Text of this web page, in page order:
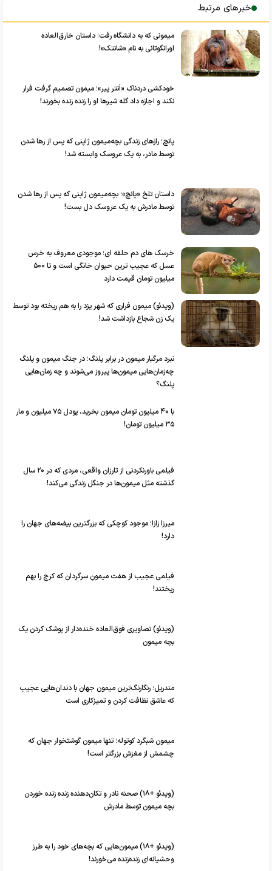
خبرهای مرتبط
میمونی که به دانشگاه رفت؛ داستان خارق‌العاده
اورانگوتانی به نام «شانتک»!
خودکشی دردناک «اَنتر پیر»؛ میمون تصمیم گرفت فرار
نکند و اجازه داد گله شیرها او را زنده زنده بخورند!
پانچ؛ رازهای زندگی بچه‌میمون ژاپنی که پس از رها شدن
توسط مادر، به یک عروسک وابسته شد!
داستان تلخ «پانچ»؛ بچه‌میمون ژاپنی که پس از رها شدن
توسط مادرش به یک عروسک دل بست!
خرسک های دم حلقه ای؛ موجودی معروف به خرس
عسل که عجیب ترین حیوان خانگی است و تا ۵۰۰
میلیون تومان قیمت دارد
(ویدئو) میمون فراری که شهر یزد را به هم ریخته بود توسط
یک زن شجاع بازداشت شد!
نبرد مرگبار میمون در برابر پلنگ؛ در جنگ میمون و پلنگ
چه‌زمان‌هایی میمون‌ها پیروز می‌شوند و چه زمان‌هایی
پلنگ؟
با ۴۰ میلیون تومان میمون بخرید، پودل ۷۵ میلیون و مار
۳۵ میلیون تومان!
فیلمی باورنکردنی از تارزان واقعی، مردی که در ۲۰ سال
گذشته مثل میمون‌ها در جنگل زندگی می‌کند!
میرزا زازا؛ موجود کوچکی که بزرگترین بیضه‌های جهان را
دارد!
فیلمی عجیب از هفت میمونِ سرگردان که کرج را بهم
ریختند!
(ویدئو) تصاویری فوق‌العاده خنده‌دار از پوشک کردن یک
بچه میمون
مندریل؛ رنگارنگ‌ترین میمون جهان با دندان‌هایی عجیب
که عاشق نظافت کردن و تمیزکاری است
میمون شبگرد کوتوله؛ تنها میمون گوشتخوار جهان که
چشمش از مغزش بزرگتر است!
(ویدئو +۱۸) صحنه نادر و تکان‌دهنده زنده زنده خوردن
بچه میمون توسط مادرش
(ویدئو +۱۸) میمون‌هایی که بچه‌های خود را به طرز
وحشیانه‌ای زنده‌زنده می‌خورند!